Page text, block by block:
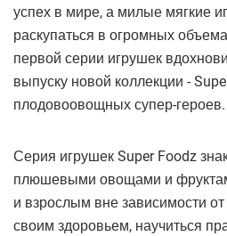
успех в мире, а милые мягкие
раскупаться в огромных
первой серии игрушек
выпуску новой коллекции -
плодовоовощных супер-героев.
Серия игрушек Super Foodz
плюшевыми овощами и
и взрослым вне зависимости от
своим здоровьем, научиться